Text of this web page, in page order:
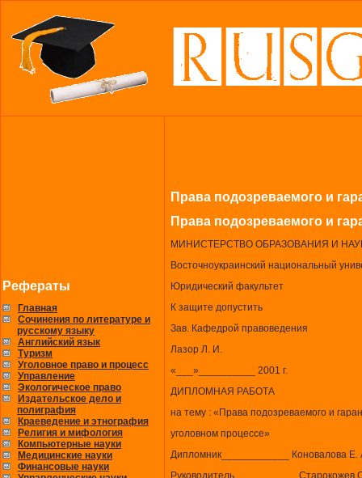
Рефераты
Главная
Сочинения по литературе и
русскому языку
Английский язык
Туризм
Уголовное право и процесс
Управление
Экологическое право
Издательское дело и
полиграфия
Краеведение и этнография
Религия и мифология
Компьютерные науки
Медицинские науки
Финансовые науки
Права подозреваемого и
Права подозреваемого и
МИНИСТЕРСТВО ОБРАЗОВАНИЯ И
Восточноукраинский национальный
Юридический факультет
К защите допустить
Зав. Кафедрой правоведения
Лазор Л. И.
«___»__________ 2001 г.
ДИПЛОМНАЯ РАБОТА
на тему : «Права подозреваемого и
уголовном процессе»
Дипломник____________ Коновалова Е.
Руководитель___________ Старокожев